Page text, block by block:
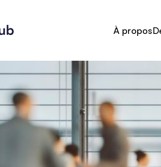
À propos